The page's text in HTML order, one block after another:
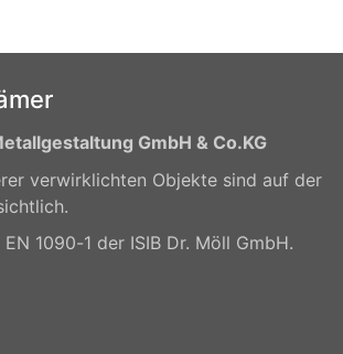
GmbH & Co.KG
verwirklichten Objekte sind auf der
1090-1 der ISIB Dr. Möll GmbH.